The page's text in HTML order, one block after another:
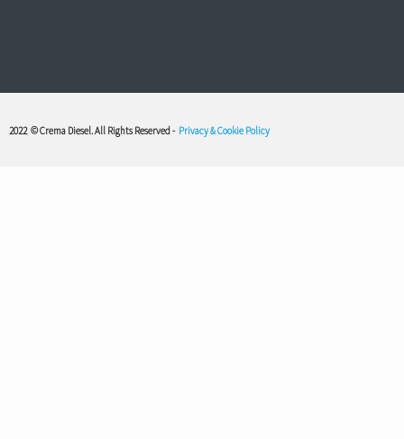
2022 © Crema Diesel. All Rights Reserved - Privacy & Cookie Policy